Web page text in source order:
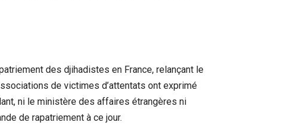
des djihadistes en France, relançant le
de victimes d’attentats ont exprimé
ni le ministère des affaires étrangères ni
de rapatriement à ce jour.